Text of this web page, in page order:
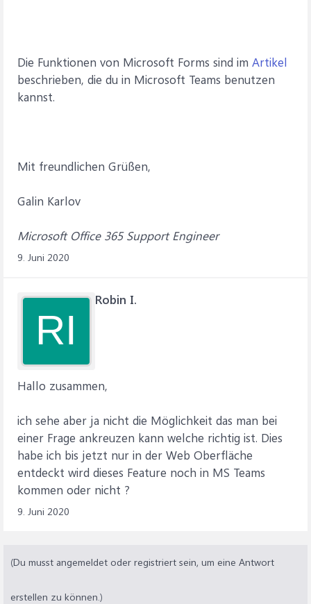
Die Funktionen von Microsoft Forms sind im Artikel
beschrieben, die du in Microsoft Teams benutzen
kannst.
Mit freundlichen Grüßen,
Galin Karlov
Microsoft Office 365 Support Engineer
9. Juni 2020
RI
Robin I.
Hallo zusammen,
ich sehe aber ja nicht die Möglichkeit das man bei
einer Frage ankreuzen kann welche richtig ist. Dies
habe ich bis jetzt nur in der Web Oberfläche
entdeckt wird dieses Feature noch in MS Teams
kommen oder nicht ?
9. Juni 2020
(Du musst angemeldet oder registriert sein, um eine Antwort
erstellen zu können.)